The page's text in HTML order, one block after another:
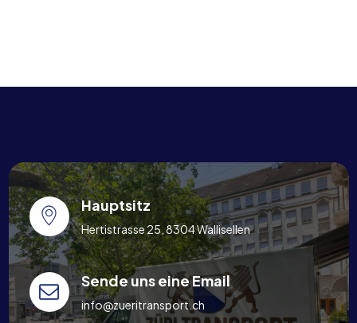
Hauptsitz
Hertistrasse 25, 8304 Wallisellen
Sende uns eine Email
info@zueritransport.ch